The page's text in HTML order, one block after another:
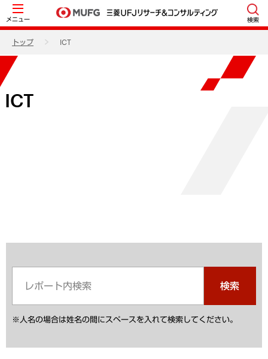
メニュー 検索
トップ ICT
ICT
検索
※人名の場合は姓名の間にスペースを入れて検索してください。